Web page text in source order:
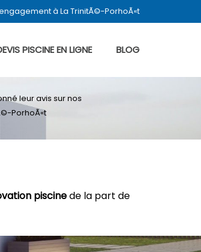
à La TrinitÃ©-PorhoÃ«t
PISCINE EN LIGNE BLOG
piscinede la part de
leuravis sur nos
PorhoÃ«t